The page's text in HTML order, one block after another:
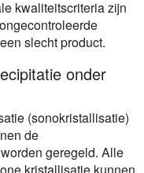
kwaliteitscriteria zijn
slecht product.
onder
(sonokristallisatie)
de
geregeld. Alle